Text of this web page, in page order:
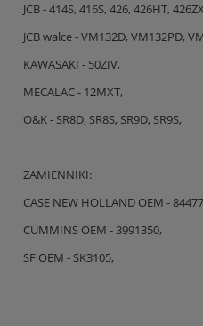
JCB - 414S, 416S, 426, 426HT,
JCB walce - VM132D, VM132PD,
KAWASAKI - 50ZIV,
MECALAC - 12MXT,
O&K - SR8D, SR8S, SR9D, SR9S,
ZAMIENNIKI:
CASE NEW HOLLAND OEM -
CUMMINS OEM - 3991350,
SF OEM - SK3105,